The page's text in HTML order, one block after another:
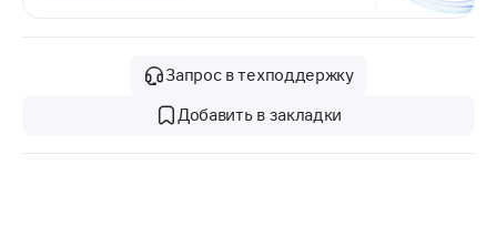
Запрос в техподдержку
Добавить в закладки